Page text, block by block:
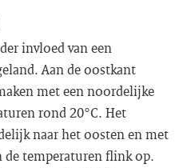
invloed van een
Aan de oostkant
met een noordelijke
rond 20°C. Het
naar het oosten en met
temperaturen flink op.